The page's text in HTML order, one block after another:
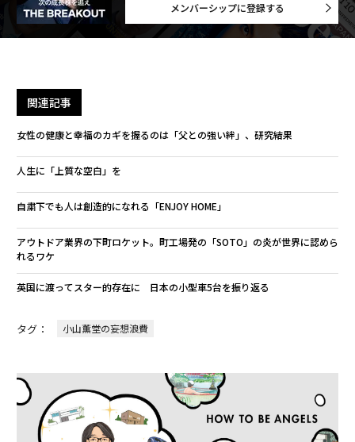
メンバーシップに登録する
関連記事
女性の健康と幸福のカギを握るのは「父との強い絆」、研究結果
人生に「上質な空白」を
自粛下でも人は創造的になれる「ENJOY HOME」
アウトドア業界の下町ロケット。町工場発の「SOTO」の炎が世界に認めら
れるワケ
英国に渡ってスター的存在に 日本の小型車5台を振り返る
タグ： 小山薫堂の妄想浪費